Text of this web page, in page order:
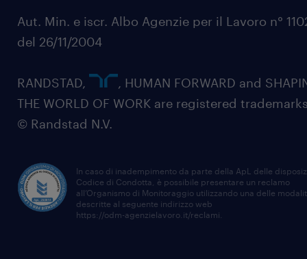
Aut. Min. e iscr. Albo Agenzie per il Lavoro n°
del 26/11/2004
RANDSTAD,
, HUMAN FORWARD and
THE WORLD OF WORK are registered
© Randstad N.V.
In caso di inadempimento da parte della ApL delle
Codice di Condotta, è possibile presentare un reclamo
all’Organismo di Monitoraggio utilizzando una delle
descritte al seguente indirizzo web
https://odm-agenzielavoro.it/reclami